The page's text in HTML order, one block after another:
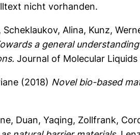
nicht vorhanden.
, Scheklaukov, Alina, Kunz,
a general
Journal of Molecular
(2018) Novel bio-based
, Duan, Yaqing, Zollfrank,